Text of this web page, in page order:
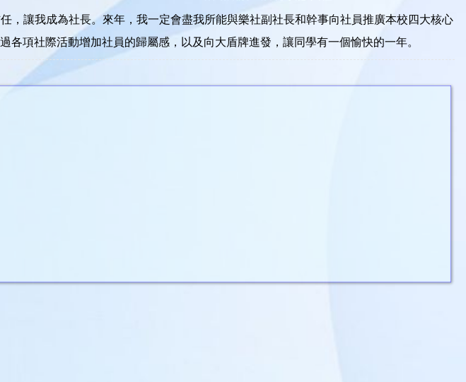
，讓我成為社長。來年，我一定會盡我所能與樂社副社長和幹事向社員推廣本校四大核心
項社際活動增加社員的歸屬感，以及向大盾牌進發，讓同學有一個愉快的一年。